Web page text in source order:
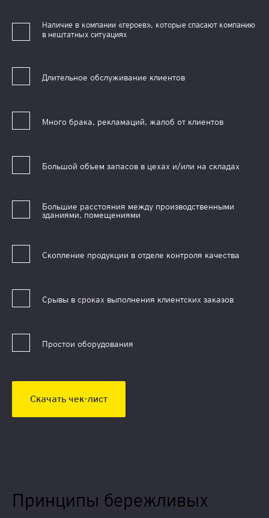
Наличие в компании «героев», которые спасают компанию
в нештатных ситуациях
Длительное обслуживание клиентов
Много брака, рекламаций, жалоб от клиентов
Большой объем запасов в цехах и/или на складах
Большие расстояния между производственными
зданиями, помещениями
Скопление продукции в отделе контроля качества
Срывы в сроках выполнения клиентских заказов
Простои оборудования
Скачать чек-лист
Принципы бережливых